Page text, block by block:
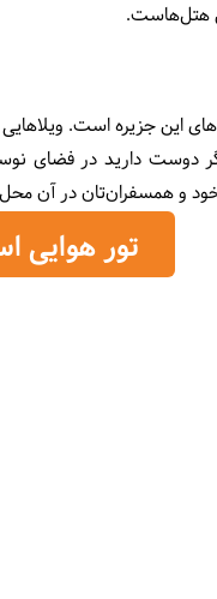
هتل‌هاست.
این جزیره است.
دوست دارید در فضای
خود و همسفران‌تان در آن
تور هوایی